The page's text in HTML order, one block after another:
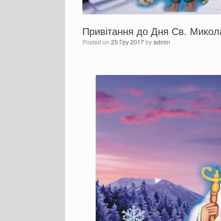
Привітання до Дня Св.
Posted on 25 Гру 2017byadmin